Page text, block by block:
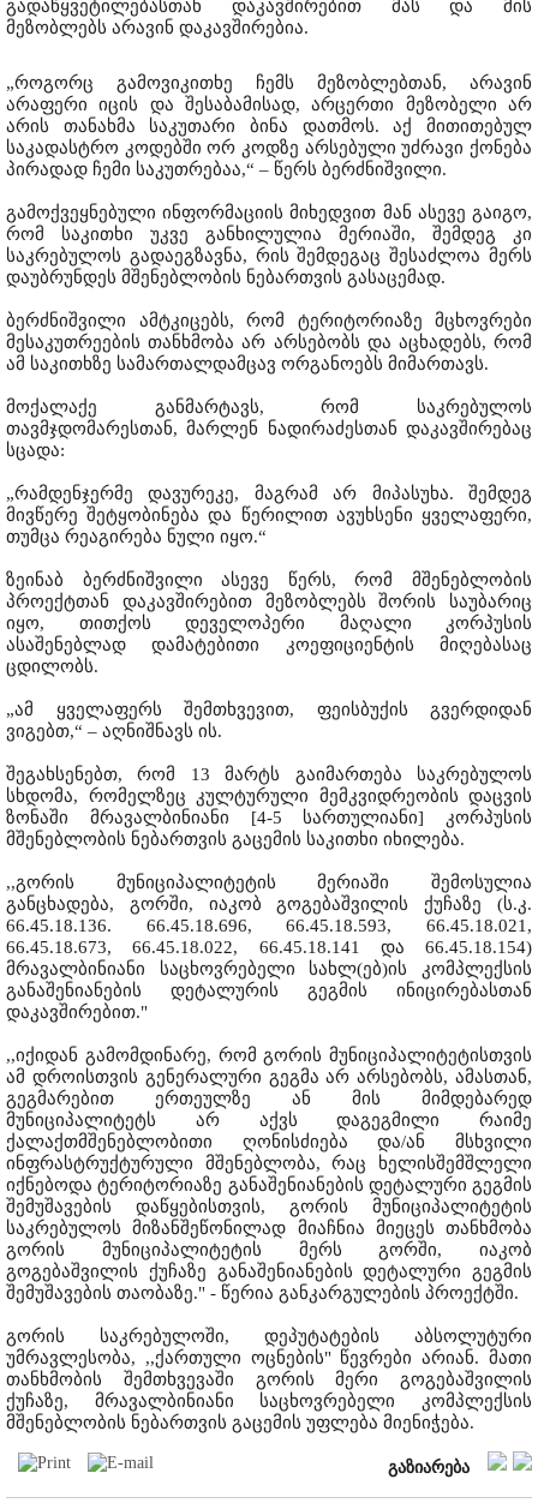
გადაწყვეტილებასთან დაკავშირებით მას და მის
მეზობლებს არავინ დაკავშირებია.
„როგორც გამოვიკითხე ჩემს მეზობლებთან, არავინ
არაფერი იცის და შესაბამისად, არცერთი მეზობელი არ
არის თანახმა საკუთარი ბინა დათმოს. აქ მითითებულ
საკადასტრო კოდებში ორ კოდზე არსებული უძრავი ქონება
პირადად ჩემი საკუთრებაა,“ – წერს ბერძნიშვილი.
გამოქვეყნებული ინფორმაციის მიხედვით მან ასევე გაიგო,
რომ საკითხი უკვე განხილულია მერიაში, შემდეგ კი
საკრებულოს გადაეგზავნა, რის შემდეგაც შესაძლოა მერს
დაუბრუნდეს მშენებლობის ნებართვის გასაცემად.
ბერძნიშვილი ამტკიცებს, რომ ტერიტორიაზე მცხოვრები
მესაკუთრეების თანხმობა არ არსებობს და აცხადებს, რომ
ამ საკითხზე სამართალდამცავ ორგანოებს მიმართავს.
მოქალაქე განმარტავს, რომ საკრებულოს
თავმჯდომარესთან, მარლენ ნადირაძესთან დაკავშირებაც
სცადა:
„რამდენჯერმე დავურეკე, მაგრამ არ მიპასუხა. შემდეგ
მივწერე შეტყობინება და წერილით ავუხსენი ყველაფერი,
თუმცა რეაგირება ნული იყო.“
ზეინაბ ბერძნიშვილი ასევე წერს, რომ მშენებლობის
პროექტთან დაკავშირებით მეზობლებს შორის საუბარიც
იყო, თითქოს დეველოპერი მაღალი კორპუსის
ასაშენებლად დამატებითი კოეფიციენტის მიღებასაც
ცდილობს.
„ამ ყველაფერს შემთხვევით, ფეისბუქის გვერდიდან
ვიგებთ,“ – აღნიშნავს ის.
შეგახსენებთ, რომ 13 მარტს გაიმართება საკრებულოს
სხდომა, რომელზეც კულტურული მემკვიდრეობის დაცვის
ზონაში მრავალბინიანი [4-5 სართულიანი] კორპუსის
მშენებლობის ნებართვის გაცემის საკითხი იხილება.
,,გორის მუნიციპალიტეტის მერიაში შემოსულია
განცხადება, გორში, იაკობ გოგებაშვილის ქუჩაზე (ს.კ.
66.45.18.136. 66.45.18.696, 66.45.18.593, 66.45.18.021,
66.45.18.673, 66.45.18.022, 66.45.18.141 და 66.45.18.154)
მრავალბინიანი საცხოვრებელი სახლ(ებ)ის კომპლექსის
განაშენიანების დეტალურის გეგმის ინიცირებასთან
დაკავშირებით."
,,იქიდან გამომდინარე, რომ გორის მუნიციპალიტეტისთვის
ამ დროისთვის გენერალური გეგმა არ არსებობს, ამასთან,
გეგმარებით ერთეულზე ან მის მიმდებარედ
მუნიციპალიტეტს არ აქვს დაგეგმილი რაიმე
ქალაქთმშენებლობითი ღონისძიება და/ან მსხვილი
ინფრასტრუქტურული მშენებლობა, რაც ხელისშემშლელი
იქნებოდა ტერიტორიაზე განაშენიანების დეტალური გეგმის
შემუშავების დაწყებისთვის, გორის მუნიციპალიტეტის
საკრებულოს მიზანშეწონილად მიაჩნია მიეცეს თანხმობა
გორის მუნიციპალიტეტის მერს გორში, იაკობ
გოგებაშვილის ქუჩაზე განაშენიანების დეტალური გეგმის
შემუშავების თაობაზე." - წერია განკარგულების პროექტში.
გორის საკრებულოში, დეპუტატების აბსოლუტური
უმრავლესობა, ,,ქართული ოცნების" წევრები არიან. მათი
თანხმობის შემთხვევაში გორის მერი გოგებაშვილის
ქუჩაზე, მრავალბინიანი საცხოვრებელი კომპლექსის
მშენებლობის ნებართვის გაცემის უფლება მიენიჭება.
გაზიარება